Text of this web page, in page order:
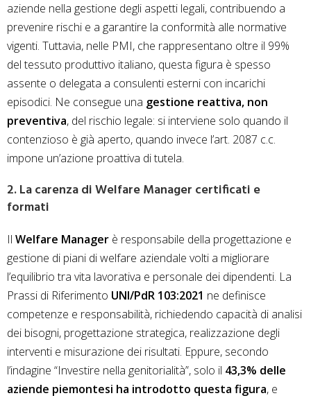
aziende nella gestione degli aspetti legali, contribuendo a
prevenire rischi e a garantire la conformità alle normative
vigenti. Tuttavia, nelle PMI, che rappresentano oltre il 99%
del tessuto produttivo italiano, questa figura è spesso
assente o delegata a consulenti esterni con incarichi
episodici. Ne consegue una gestione reattiva, non
preventiva, del rischio legale: si interviene solo quando il
contenzioso è già aperto, quando invece l’art. 2087 c.c.
impone un’azione proattiva di tutela.
2. La carenza di Welfare Manager certificati e
formati
Il Welfare Manager è responsabile della progettazione e
gestione di piani di welfare aziendale volti a migliorare
l’equilibrio tra vita lavorativa e personale dei dipendenti. La
Prassi di Riferimento UNI/PdR 103:2021 ne definisce
competenze e responsabilità, richiedendo capacità di analisi
dei bisogni, progettazione strategica, realizzazione degli
interventi e misurazione dei risultati. Eppure, secondo
l’indagine “Investire nella genitorialità”, solo il 43,3% delle
aziende piemontesi ha introdotto questa figura, e